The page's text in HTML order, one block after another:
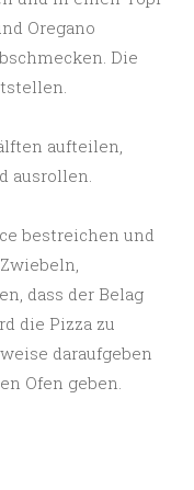
Oregano
Die
aufteilen,
ausrollen.
bestreichen und
dass der Belag
die Pizza zu
daraufgeben
Ofen geben.